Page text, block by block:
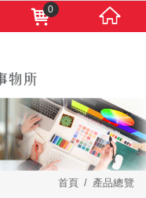
首頁 產品總覽
0